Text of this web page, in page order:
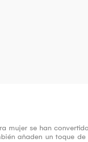
mujer se han
añaden un toque